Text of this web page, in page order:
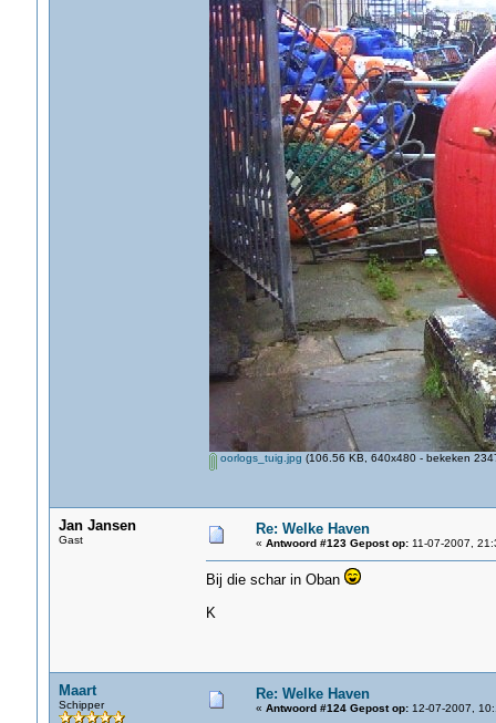
oorlogs_tuig.jpg (106.56 KB, 640x480 - bekeken
Jan Jansen
Gast
Re: Welke Haven
« Antwoord #123 Gepost op:11-07-2007,
Bij die schar in Oban
K
Maart
Schipper
Re: Welke Haven
« Antwoord #124 Gepost op:12-07-2007,